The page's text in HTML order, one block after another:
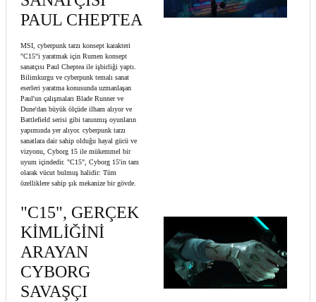
PAUL CHEPTEA
MSI, cyberpunk tarzı konsept karakteri
"C15"i yaratmak için Rumen konsept
sanatçısı Paul Cheptea ile işbirliği yaptı.
Bilimkurgu ve cyberpunk temalı sanat
eserleri yaratma konusunda uzmanlaşan
Paul'un çalışmaları Blade Runner ve
Dune'dan büyük ölçüde ilham alıyor ve
Battlefield serisi gibi tanınmış oyunların
yapımında yer alıyor. cyberpunk tarzı
sanatlara dair sahip olduğu hayal gücü ve
vizyonu, Cyborg 15 ile mükemmel bir
uyum içindedir. "C15", Cyborg 15'in tam
olarak vücut bulmuş halidir: Tüm
özelliklere sahip şık mekanize bir gövde.
"C15", GERÇEK
KİMLİĞİNİ
ARAYAN
CYBORG
SAVAŞÇI